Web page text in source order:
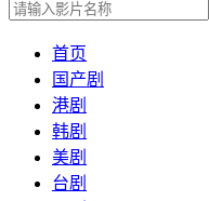
首页
国产剧
港剧
韩剧
美剧
台剧